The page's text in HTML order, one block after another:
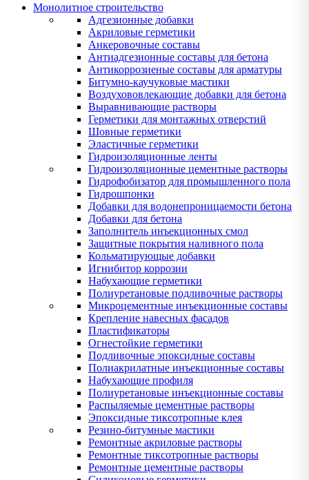
Монолитное строительство
Адгезионные добавки
Акриловые герметики
Анкеровочные составы
Антиадгезионные составы для бетона
Антикоррозиеные составы для арматуры
Битумно-каучуковые мастики
Воздухововлекающие добавки для бетона
Выравнивающие растворы
Герметики для монтажных отверстий
Шовные герметики
Эластичные герметики
Гидроизоляционные ленты
Гидроизоляционные цементные растворы
Гидрофобизатор для промышленного пола
Гидрошпонки
Добавки для водонепроницаемости бетона
Добавки для бетона
Заполнитель инъекционных смол
Защитные покрытия наливного пола
Кольматирующые добавки
Игнибитор коррозии
Набухающие герметики
Полиуретановые подливочные растворы
Микроцементные инъекционные составы
Крепление навесных фасадов
Пластификаторы
Огнестойкие герметики
Подливочные эпоксидные составы
Полиакрилатные инъекционные составы
Набухающие профиля
Полиуретановые инъекционные составы
Распыляемые цементные растворы
Эпоксидные тиксотропные клея
Резино-битумные мастики
Ремонтные акриловые растворы
Ремонтные тиксотропные растворы
Ремонтные цементные растворы